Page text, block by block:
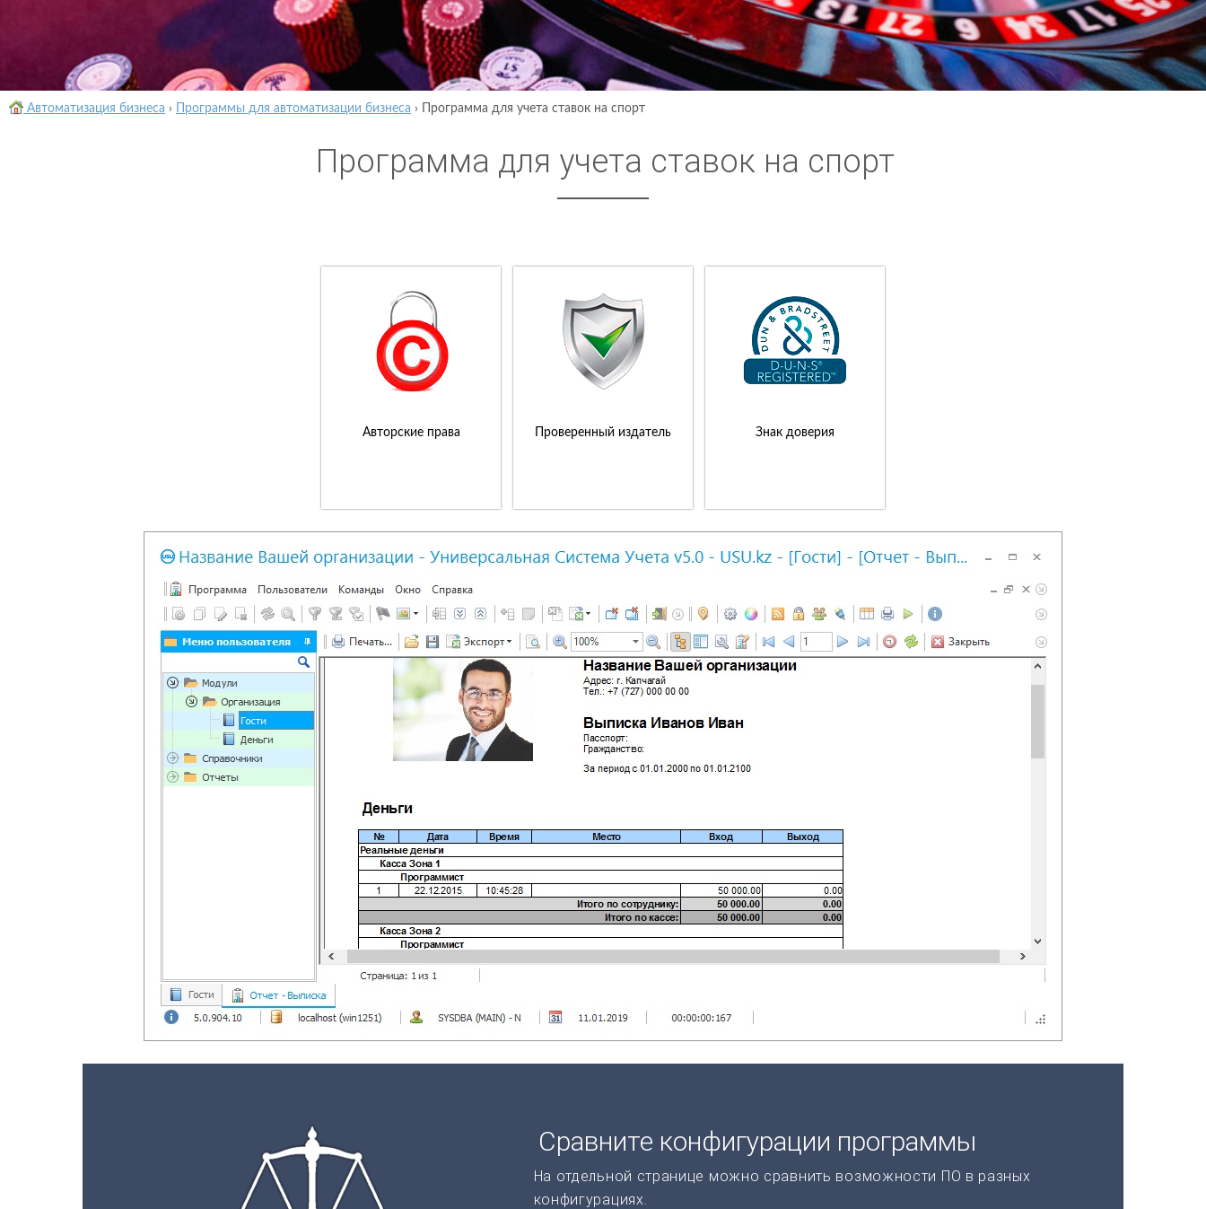
Автоматизация бизнеса › Программы для автоматизации бизнеса › Программа для учета ставок на спорт
Программа для учета ставок на спорт
Авторские права Проверенный издатель Знак доверия
Сравните конфигурации программы
На отдельной странице можно сравнить возможности ПО в разных
конфигурациях.